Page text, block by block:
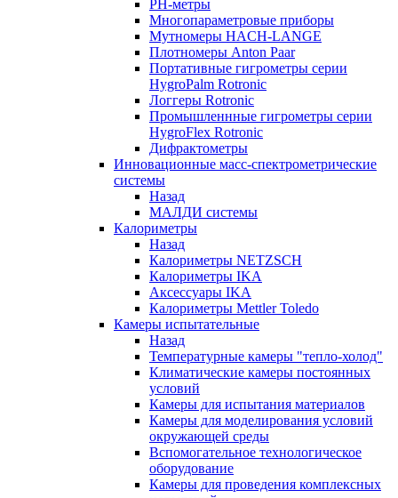
РH-метры
Многопараметровые приборы
Мутномеры HACH-LANGE
Плотномеры Anton Paar
Портативные гигрометры серии
HygroPalm Rotronic
Логгеры Rotronic
Промышленнные гигрометры серии
HygroFlex Rotronic
Дифрактометры
Инновационные масс-спектрометрические
системы
Назад
МАЛДИ системы
Калориметры
Назад
Калориметры NETZSCH
Калориметры IKA
Аксессуары IKA
Калориметры Mettler Toledo
Камеры испытательные
Назад
Температурные камеры "тепло-холод"
Климатические камеры постоянных
условий
Камеры для испытания материалов
Камеры для моделирования условий
окружающей среды
Вспомогательное технологическое
оборудование
Камеры для проведения комплексных